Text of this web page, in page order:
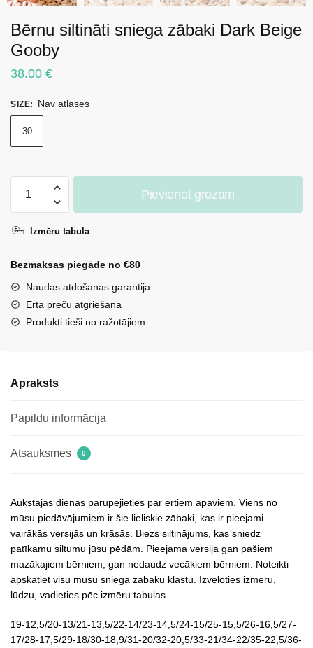
Bērnu siltināti sniega zābaki Dark Beige
Gooby
38.00 €
SIZE: Nav atlases
30
siltināti
zābaki
Beige
Gooby
daudzums
Pievienot grozam
Izmēru tabula
Bezmaksas piegāde no €80
Naudas atdošanas garantija.
Ērta preču atgriešana
Produkti tieši no ražotājiem.
Apraksts
Papildu informācija
Atsauksmes 0
Aukstajās dienās parūpējieties par ērtiem apaviem. Viens no
mūsu piedāvājumiem ir šie lieliskie zābaki, kas ir pieejami
vairākās versijās un krāsās. Biezs siltinājums, kas sniedz
patīkamu siltumu jūsu pēdām. Pieejama versija gan pašiem
mazākajiem bērniem, gan nedaudz vecākiem bērniem. Noteikti
apskatiet visu mūsu sniega zābaku klāstu. Izvēloties izmēru,
lūdzu, vadieties pēc izmēru tabulas.
19-12,5/20-13/21-13,5/22-14/23-14,5/24-15/25-15,5/26-16,5/27-
17/28-17,5/29-18/30-18,9/31-20/32-20,5/33-21/34-22/35-22,5/36-